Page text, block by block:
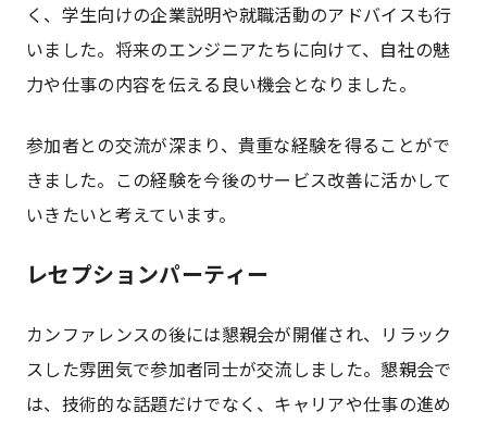
く、学生向けの企業説明や就職活動のアドバイスも行
いました。将来のエンジニアたちに向けて、自社の魅
力や仕事の内容を伝える良い機会となりました。
参加者との交流が深まり、貴重な経験を得ることがで
きました。この経験を今後のサービス改善に活かして
いきたいと考えています。
レセプションパーティー
カンファレンスの後には懇親会が開催され、リラック
スした雰囲気で参加者同士が交流しました。懇親会で
は、技術的な話題だけでなく、キャリアや仕事の進め